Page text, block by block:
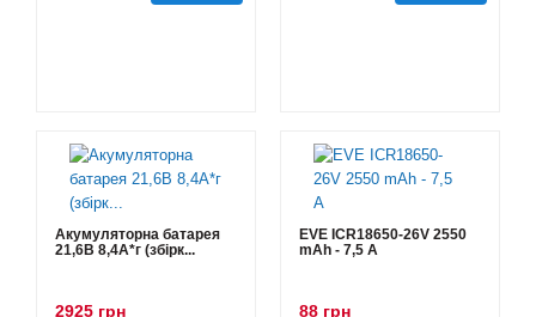
Акумуляторна батарея
21,6В 8,4A*г (збірк...
2925 грн
EVE ICR18650-26V 2550
mAh - 7,5 А
88 грн